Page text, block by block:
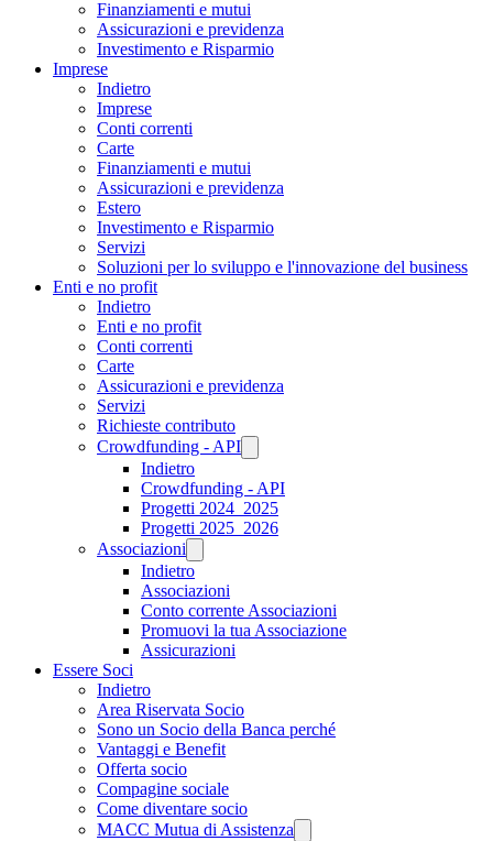
Finanziamenti e mutui
Assicurazioni e previdenza
Investimento e Risparmio
Imprese
Indietro
Imprese
Conti correnti
Carte
Finanziamenti e mutui
Assicurazioni e previdenza
Estero
Investimento e Risparmio
Servizi
Soluzioni per lo sviluppo e l'innovazione del business
Enti e no profit
Indietro
Enti e no profit
Conti correnti
Carte
Assicurazioni e previdenza
Servizi
Richieste contributo
Crowdfunding - API
Indietro
Crowdfunding - API
Progetti 2024_2025
Progetti 2025_2026
Associazioni
Indietro
Associazioni
Conto corrente Associazioni
Promuovi la tua Associazione
Assicurazioni
Essere Soci
Indietro
Area Riservata Socio
Sono un Socio della Banca perché
Vantaggi e Benefit
Offerta socio
Compagine sociale
Come diventare socio
MACC Mutua di Assistenza